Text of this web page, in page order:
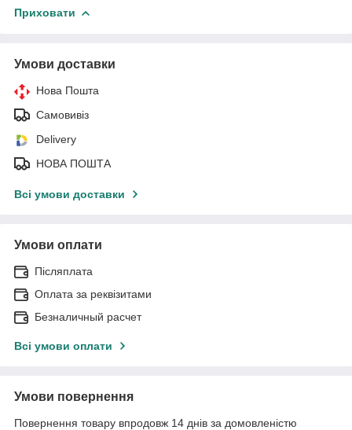
Приховати
Умови доставки
Нова Пошта
Самовивіз
Delivery
НОВА ПОШТА
Всі умови доставки
Умови оплати
Післяплата
Оплата за реквізитами
Безналичный расчет
Всі умови оплати
Умови повернення
Повернення товару впродовж 14 днів за домовленістю